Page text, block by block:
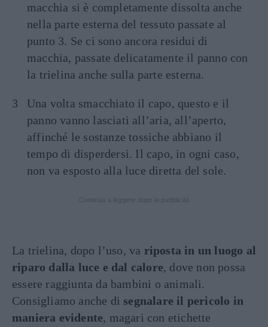
macchia si è completamente dissolta anche
nella parte esterna del tessuto passate al
punto 3. Se ci sono ancora residui di
macchia, passate delicatamente il panno con
la trielina anche sulla parte esterna.
Una volta smacchiato il capo, questo e il
panno vanno lasciati all’aria, all’aperto,
affinché le sostanze tossiche abbiano il
tempo di disperdersi. Il capo, in ogni caso,
non va esposto alla luce diretta del sole.
La trielina, dopo l’uso, va riposta in un luogo al
riparo dalla luce e dal calore, dove non possa
essere raggiunta da bambini o animali.
Consigliamo anche di segnalare il pericolo in
maniera evidente, magari con etichette